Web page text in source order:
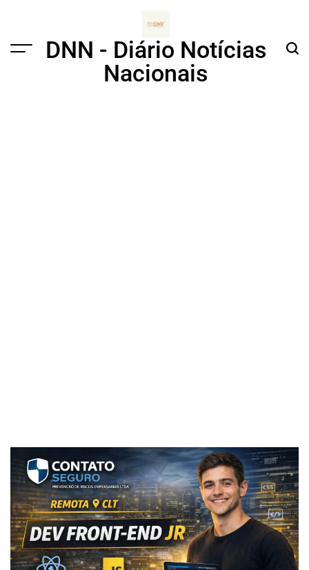
Menu
DNN - Diário Notícias
Nacionais